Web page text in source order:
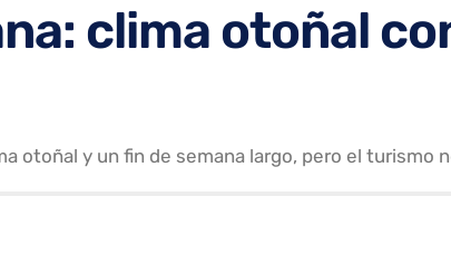
clima otoñal
otoñal y un fin de semana largo, pero el turismo